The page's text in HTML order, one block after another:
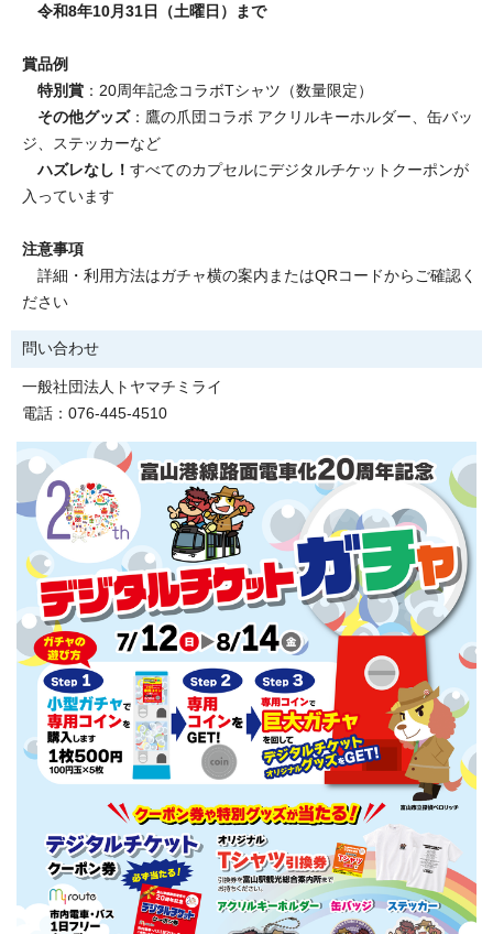
令和8年10月31日（土曜日）まで
賞品例
特別賞 ：20周年記念コラボTシャツ（数量限定）
その他グッズ：鷹の爪団コラボ アクリルキーホルダー、缶バッ
ジ、ステッカーなど
ハズレなし！ すべてのカプセルにデジタルチケットクーポンが
入っています
注意事項
詳細・利用方法はガチャ横の案内またはQRコードからご確認く
ださい
問い合わせ
一般社団法人トヤマチミライ
電話：076-445-4510